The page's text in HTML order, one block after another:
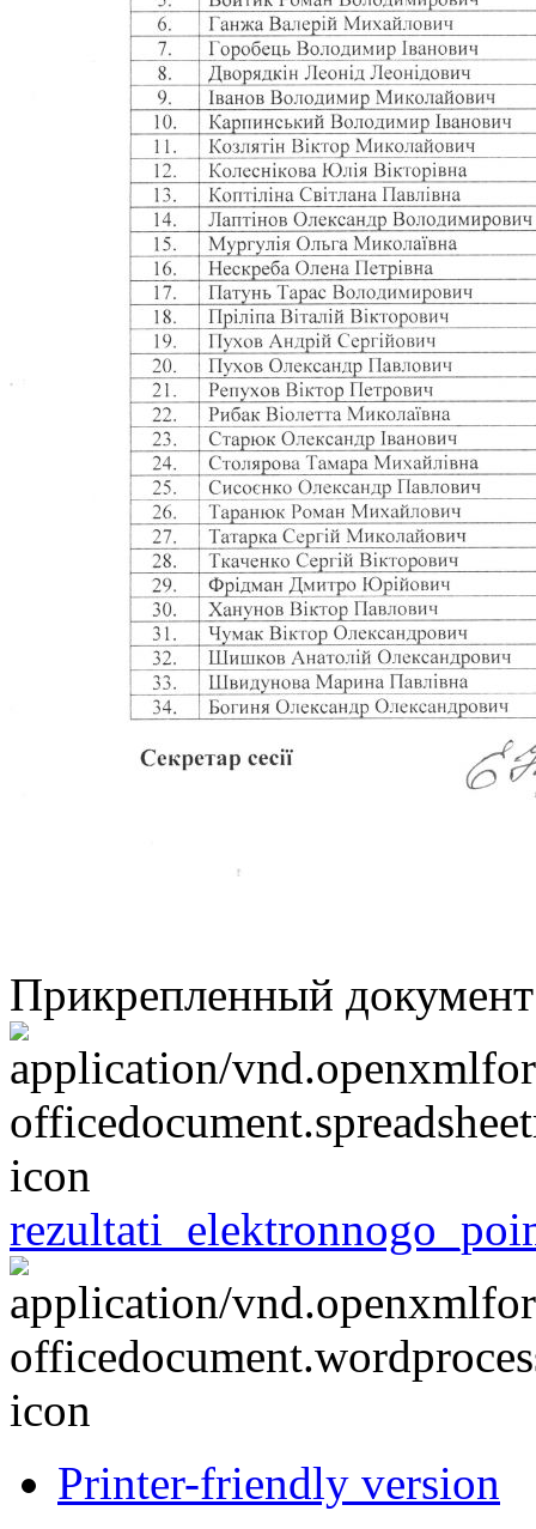
Прикрепленный
Printer-friendly version